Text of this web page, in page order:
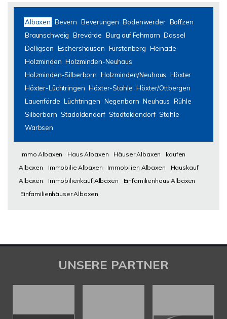
Albaxen Bevern Beverungen Bodenwerder Boffzen
Braunschweig Brevörde Burg auf Fehmarn Dassel
Delligsen Eschershausen Fürstenberg Heinade
Holzminden Holzminden-Neuhaus
Holzminden-Silberborn Holzminden/Neuhaus Höxter
Höxter-Lüchtringen Höxter-Stahle Höxter/Ottbergen
Lauenförde Lüchtringen Negenborn Neuhaus Rühle
Silberborn Stadoldendorf Stadtoldendorf Stahle
Warbsen
Immo Albaxen Haus Albaxen Häuser Albaxen
kaufen
Albaxen
Immobilie Albaxen Immobilien Albaxen
Hauskauf
Albaxen
Immobilienkauf Albaxen
Einfamilienhaus Albaxen
Einfamilienhäuser Albaxen
UNSERE PARTNER